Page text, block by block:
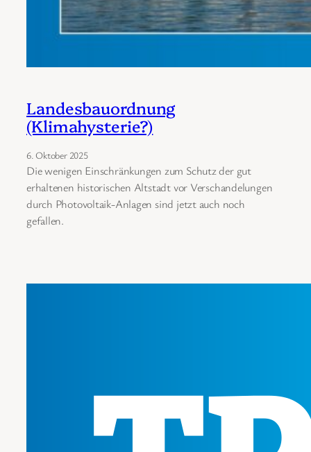
Landesbauordnung
(Klimahysterie?)
6. Oktober 2025
Die wenigen Einschränkungen zum Schutz der gut
erhaltenen historischen Altstadt vor Verschandelungen
durch Photovoltaik-Anlagen sind jetzt auch noch
gefallen.